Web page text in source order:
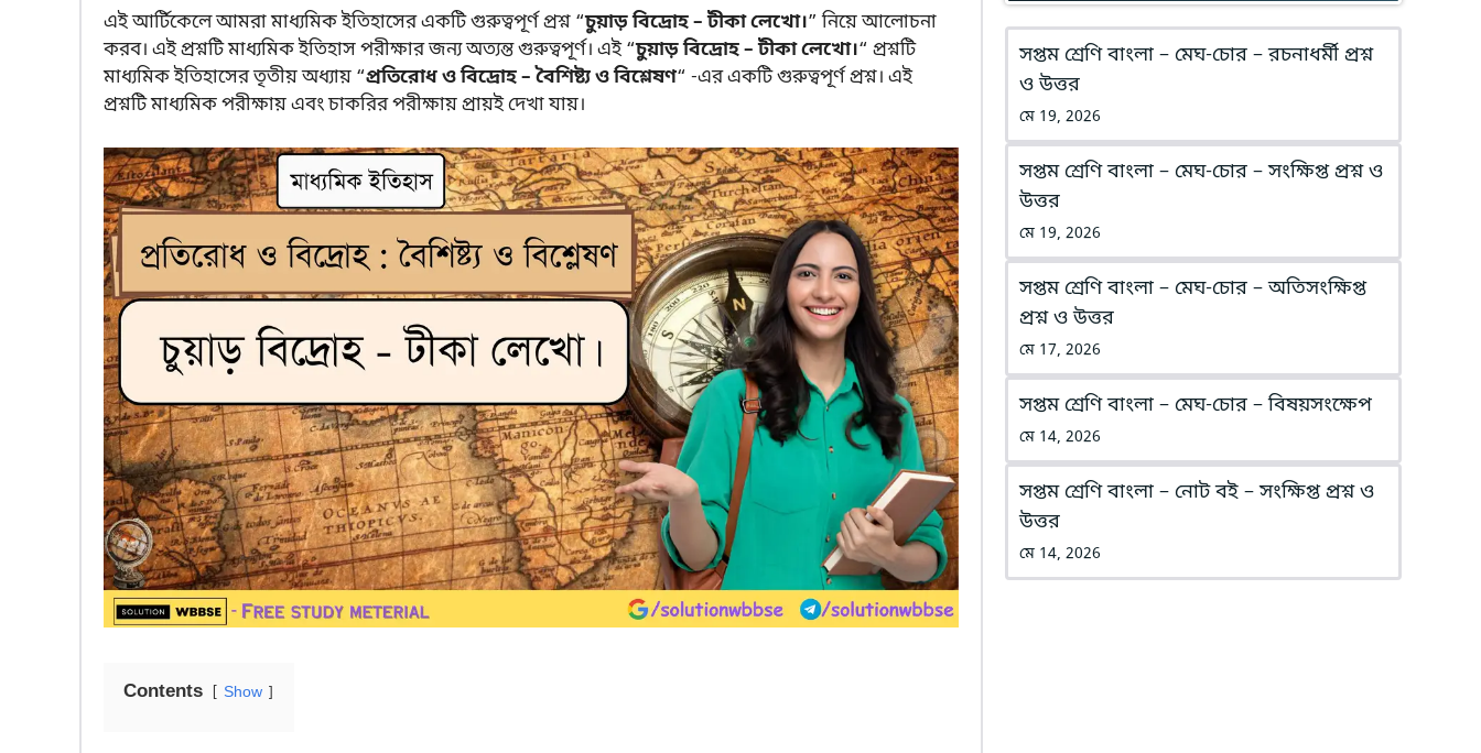
এই আর্টিকেলে আমরা মাধ্যমিক ইতিহাসের একটি গুরুত্বপূর্ণ প্রশ্ন “চুয়াড় বিদ্রোহ – টীকা লেখো।” নিয়ে আলোচনা
করব। এই প্রশ্নটি মাধ্যমিক ইতিহাস পরীক্ষার জন্য অত্যন্ত গুরুত্বপূর্ণ। এই “চুয়াড় বিদ্রোহ – টীকা লেখো।“ প্রশ্নটি
মাধ্যমিক ইতিহাসের তৃতীয় অধ্যায় “প্রতিরোধ ও বিদ্রোহ – বৈশিষ্ট্য ও বিশ্লেষণ“ -এর একটি গুরুত্বপূর্ণ প্রশ্ন। এই
প্রশ্নটি মাধ্যমিক পরীক্ষায় এবং চাকরির পরীক্ষায় প্রায়ই দেখা যায়।
Contents Show
সপ্তম শ্রেণি বাংলা – মেঘ-চোর – রচনাধর্মী প্রশ্ন
ও উত্তর
মে 19, 2026
সপ্তম শ্রেণি বাংলা – মেঘ-চোর – সংক্ষিপ্ত প্রশ্ন ও
উত্তর
মে 19, 2026
সপ্তম শ্রেণি বাংলা – মেঘ-চোর – অতিসংক্ষিপ্ত
প্রশ্ন ও উত্তর
মে 17, 2026
সপ্তম শ্রেণি বাংলা – মেঘ-চোর – বিষয়সংক্ষেপ
মে 14, 2026
সপ্তম শ্রেণি বাংলা – নোট বই – সংক্ষিপ্ত প্রশ্ন ও
উত্তর
মে 14, 2026